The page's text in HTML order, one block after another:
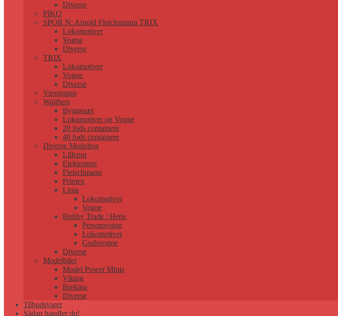
Diverse
PIKO
SPOR N: Arnold Fleichsmann TRIX
Lokomotiver
Vogne
Diverse
TRIX
Lokomotiver
Vogne
Diverse
Viessmann
Walthers
Byggesæt
Lokomotiver og Vogne
20 fods containere
40 fods containere
Diverse Modeltog
Lilleput
Elektrotren
Fleischmann
Primex
Lima
Lokomotiver
Vogne
Hobby Trade / Heris
Personvogne
Lokomotiver
Godsvogne
Diverse
Modelbiler
Model Power Minis
Viking
Brekina
Diverse
Tilbudsvarer
Sådan handler du!